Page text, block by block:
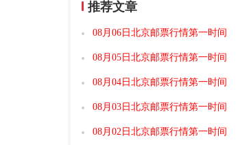
推荐文章
08月06日北京邮票行情第一时间
08月05日北京邮票行情第一时间
08月04日北京邮票行情第一时间
08月03日北京邮票行情第一时间
08月02日北京邮票行情第一时间